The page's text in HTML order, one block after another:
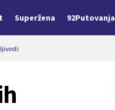
Superžena 92Putovanja